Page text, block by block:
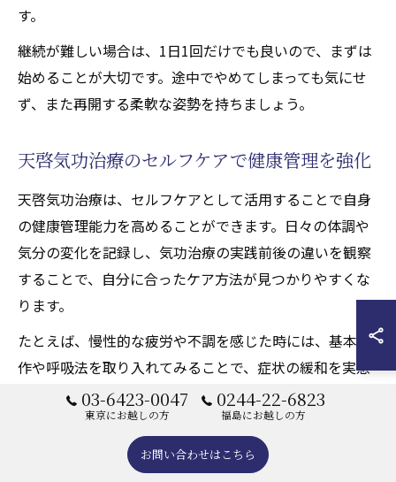
す。
継続が難しい場合は、1日1回だけでも良いので、まずは
始めることが大切です。途中でやめてしまっても気にせ
ず、また再開する柔軟な姿勢を持ちましょう。
天啓気功治療のセルフケアで健康管理を強化
天啓気功治療は、セルフケアとして活用することで自身
の健康管理能力を高めることができます。日々の体調や
気分の変化を記録し、気功治療の実践前後の違いを観察
することで、自分に合ったケア方法が見つかりやすくな
ります。
たとえば、慢性的な疲労や不調を感じた時には、基本動
作や呼吸法を取り入れてみることで、症状の緩和を実感
しやすくなります。継続的なセルフケアは、自己治癒力
や免疫力の向上にも寄与し、薬や医療に頼りすぎない生
活をサポートします。
03-6423-0047
東京にお越しの方
0244-22-6823
福島にお越しの方
お問い合わせはこちら